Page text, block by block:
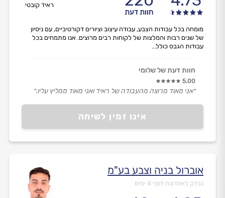
ראיד קובטי
חוות דעת
אינו זמין לשיחה
מומחה בכל עבודות הצבע, עבודה עיצוב וציורים דקורטיביים, עם ניסיון
של שנים רבות והמלצות של לקוחות רבים מרוצים. אנו מתמחים בכל
עבודות הגבס כולל...
חוות דעת של שלומי
5.00
״אני מאוד מרוצה מהעבודה של ראיד ואני מאוד ממליץ עליו.״
אוברול בניה וצבע בע"מ
נבדק לאחרונה לפני 4 ימים